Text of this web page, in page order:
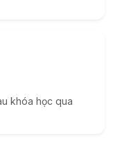
khóa học qua